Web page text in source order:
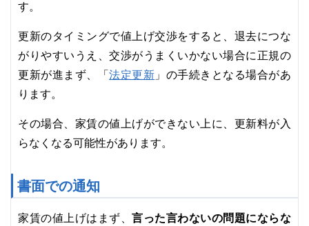
す。
更新のタイミングで値上げ交渉をすると、退去につな
がりやすいうえ、交渉がうまくいかない場合に正規の
更新が進まず、「法定更新 」の手続きとなる場合があ
ります。
その場合、家賃の値上げができない上に、更新料が入
らなくなる可能性があります。
書面での通知
家賃の値上げはまず、言った言わないの問題にならな